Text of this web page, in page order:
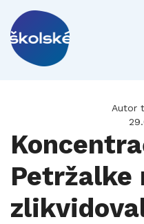
Autor
Petržalke